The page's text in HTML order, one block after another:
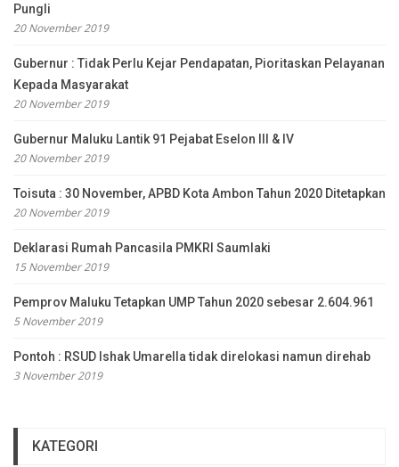
Pungli
20 November 2019
Gubernur : Tidak Perlu Kejar Pendapatan, Pioritaskan Pelayanan
Kepada Masyarakat
20 November 2019
Gubernur Maluku Lantik 91 Pejabat Eselon III & IV
20 November 2019
Toisuta : 30 November, APBD Kota Ambon Tahun 2020 Ditetapkan
20 November 2019
Deklarasi Rumah Pancasila PMKRI Saumlaki
15 November 2019
Pemprov Maluku Tetapkan UMP Tahun 2020 sebesar 2.604.961
5 November 2019
Pontoh : RSUD Ishak Umarella tidak direlokasi namun direhab
3 November 2019
KATEGORI